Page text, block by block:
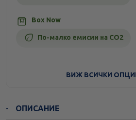
Box Now
По-малко емисии на CO2
ВИЖ ВСИЧКИ
ОПИСАНИЕ